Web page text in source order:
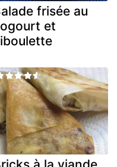
frisée au
et